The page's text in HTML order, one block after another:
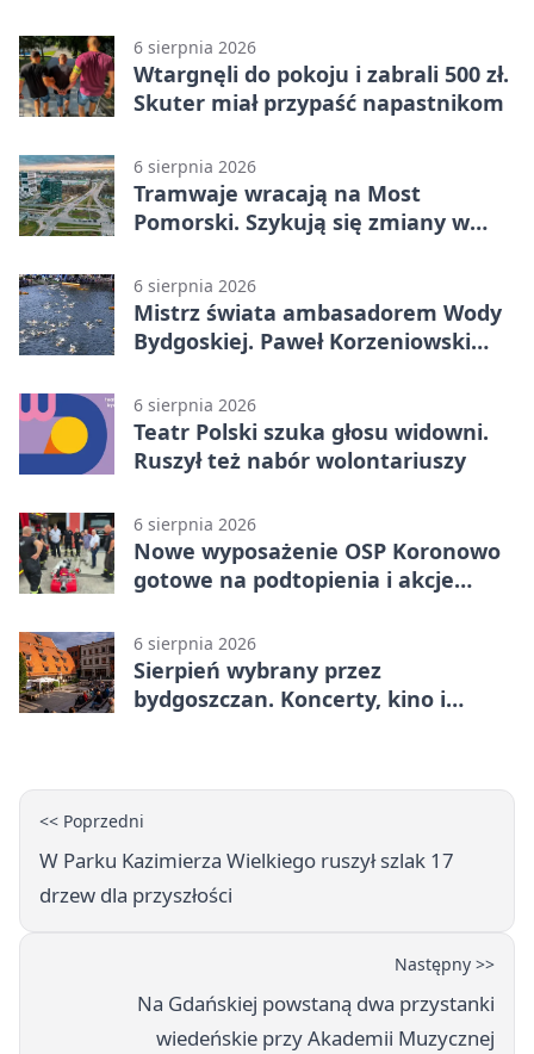
6 sierpnia 2026
Wtargnęli do pokoju i zabrali 500 zł.
Skuter miał przypaść napastnikom
6 sierpnia 2026
Tramwaje wracają na Most
Pomorski. Szykują się zmiany w
6 sierpnia 2026
Mistrz świata ambasadorem Wody
Bydgoskiej. Paweł Korzeniowski
6 sierpnia 2026
Teatr Polski szuka głosu widowni.
Ruszył też nabór wolontariuszy
6 sierpnia 2026
Nowe wyposażenie OSP Koronowo
gotowe na podtopienia i akcje
6 sierpnia 2026
Sierpień wybrany przez
bydgoszczan. Koncerty, kino i
<< Poprzedni
W Parku Kazimierza Wielkiego ruszył szlak 17
drzew dla przyszłości
Następny >>
Na Gdańskiej powstaną dwa przystanki
wiedeńskie przy Akademii Muzycznej